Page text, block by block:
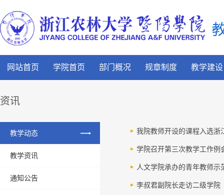
网站首页 学院首页 部门概况 规章制度 教学建设
资讯
教学动态
教学资讯
通知公告
我院教师开设的课程入选浙
学院召开第三次教学工作例
人文学院承办的青年教师示
李叔君副院长走访二级学院